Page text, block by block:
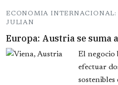
ECONOMIA INTERNACIONAL:
JULIAN
Europa: Austria se suma
El negocio
efectuar